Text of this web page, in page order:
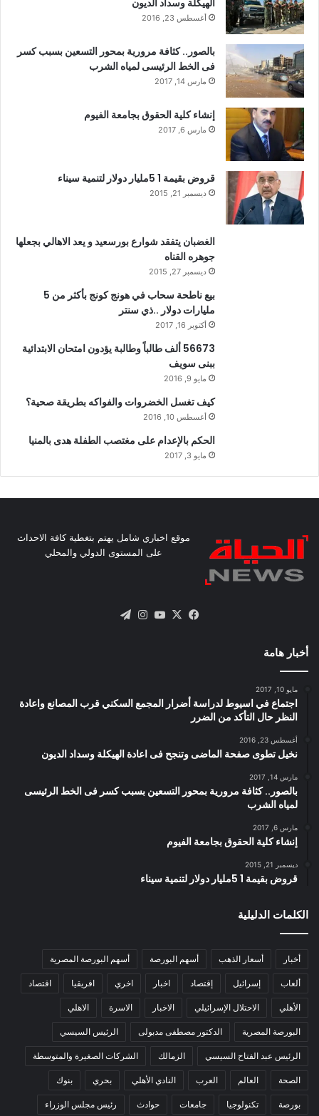
الهيكلة وسداد الديون
أغسطس 23, 2016
بالصور.. كثافة مرورية بمحور التسعين بسبب كسر
فى الخط الرئيسى لمياه الشرب
مارس 14, 2017
إنشاء كلية الحقوق بجامعة الفيوم
مارس 6, 2017
قروض بقيمة 1 5مليار دولار لتنمية سيناء
ديسمبر 21, 2015
الغضبان يتفقد شوارع بورسعيد و يعد الاهالي بجعلها
جوهره القناه
ديسمبر 27, 2015
بيع ناطحة سحاب في هونج كونج بأكثر من 5
مليارات دولار ..ذي سنتر
أكتوبر 16, 2017
56673 ألف طالباً وطالبة يؤدون امتحان الابتدائية
ببنى سويف
مايو 9, 2016
كيف تغسل الخضروات والفواكه بطريقة صحية؟
أغسطس 10, 2016
الحكم بالإعدام على مغتصب الطفلة هدى بالمنيا
مايو 3, 2017
موقع اخباري شامل يهتم بتغطية كافة الاحداث
على المستوى الدولي والمحلي
فيسبوك
X يوتيوبانستقرام
أخبار هامة
مايو 10, 2017
اجتماع في اسيوط لدراسة أضرار المجمع السكني قرب المصانع واعادة
النظر حال التأكد من الضرر
أغسطس 23, 2016
نخيل تطوى صفحة الماضى وتنجح فى اعادة الهيكلة وسداد الديون
مارس 14, 2017
بالصور.. كثافة مرورية بمحور التسعين بسبب كسر فى الخط الرئيسى
لمياه الشرب
مارس 6, 2017
إنشاء كلية الحقوق بجامعة الفيوم
ديسمبر 21, 2015
قروض بقيمة 1 5مليار دولار لتنمية سيناء
الكلمات الدليلية
أخبار أسعار الذهب أسهم البورصة أسهم البورصة المصرية
ألعاب إسرائيل إقتصاد اخبار اخري افريقيا اقتصاد
الأهلي الاحتلال الإسرائيلي الاخبار الاسرة الاهلي
البورصة المصرية الدكتور مصطفى مدبولى الرئيس السيسي
الرئيس عبد الفتاح السيسي الزمالك الشركات الصغيرة والمتوسطة
الصحة العالم العرب النادي الأهلي بحري بنوك
بورصة تكنولوجيا جامعات حوادث رئيس مجلس الوزراء